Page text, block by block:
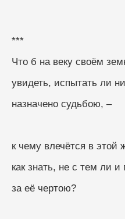
***
Что б на веку своём
увидеть, испытать ли
назначено судьбою, –
к чему влечётся в этой
как знать, не с тем ли и
за её чертою?